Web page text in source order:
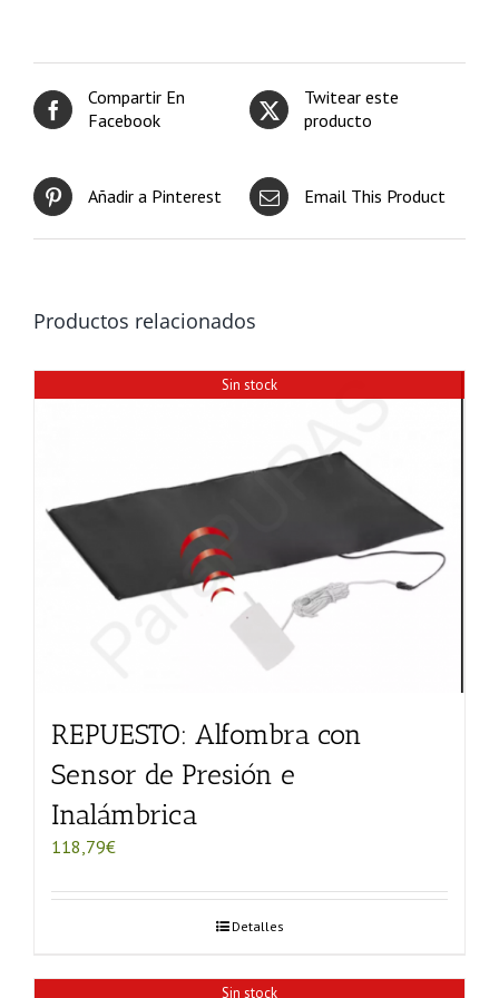
Compartir En
Facebook
Twitear este
producto
Añadir a Pinterest Email This Product
Productos relacionados
Sin stock
REPUESTO: Alfombra con
Sensor de Presión e
Inalámbrica
118,79€
Detalles
Sin stock